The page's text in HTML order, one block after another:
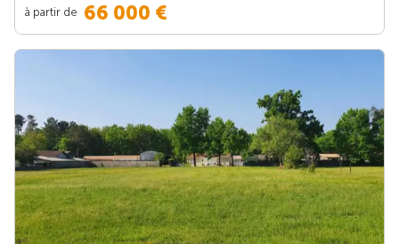
à partir de 66 000 €